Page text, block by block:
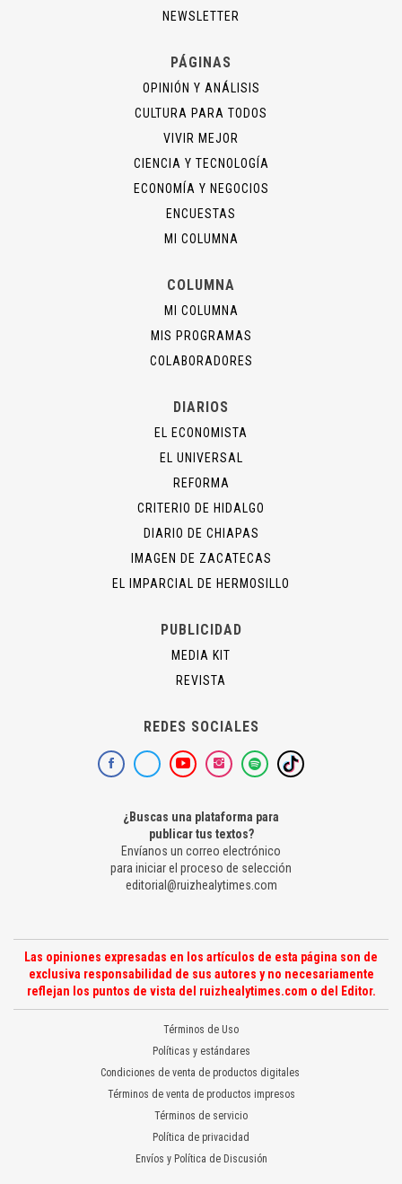
NEWSLETTER
PÁGINAS
OPINIÓN Y ANÁLISIS
CULTURA PARA TODOS
VIVIR MEJOR
CIENCIA Y TECNOLOGÍA
ECONOMÍA Y NEGOCIOS
ENCUESTAS
MI COLUMNA
COLUMNA
MI COLUMNA
MIS PROGRAMAS
COLABORADORES
DIARIOS
EL ECONOMISTA
EL UNIVERSAL
REFORMA
CRITERIO DE HIDALGO
DIARIO DE CHIAPAS
IMAGEN DE ZACATECAS
EL IMPARCIAL DE HERMOSILLO
PUBLICIDAD
MEDIA KIT
REVISTA
REDES SOCIALES
¿Buscas una plataforma para
publicar tus textos?
Envíanos un correo electrónico
para iniciar el proceso de selección
editorial@ruizhealytimes.com
Las opiniones expresadas en los artículos de esta página son de
exclusiva responsabilidad de sus autores y no necesariamente
reflejan los puntos de vista del ruizhealytimes.com o del Editor.
Términos de Uso
Políticas y estándares
Condiciones de venta de productos digitales
Términos de venta de productos impresos
Términos de servicio
Política de privacidad
Envíos y Política de Discusión